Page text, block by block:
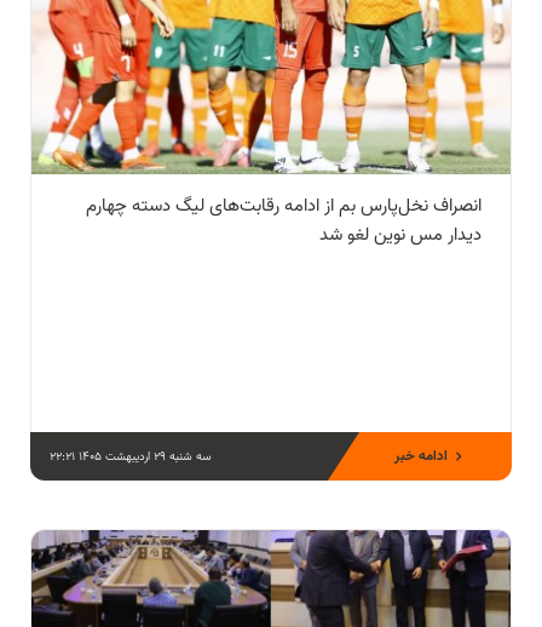
انصراف نخل‌پارس بم از ادامه رقابت‌های لیگ دسته چهارم
دیدار مس نوین لغو شد
سه شنبه 29 اردیبهشت 1405 22:21 ادامه خبر